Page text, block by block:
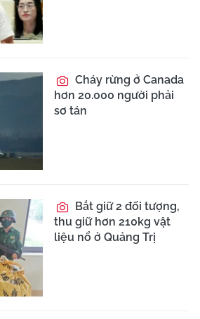
Cháy rừng ở Canada
hơn 20.000 người phải
sơ tán
Bắt giữ 2 đối tượng,
thu giữ hơn 210kg vật
liệu nổ ở Quảng Trị